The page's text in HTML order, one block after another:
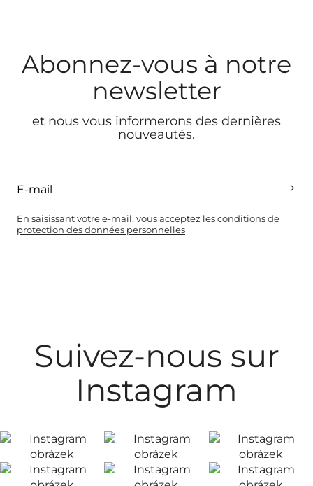
Abonnez-vous à notre
newsletter
et nous vous informerons des dernières
nouveautés.
En saisissant votre e-mail, vous acceptez lesconditions de
protection des données personnelles
Suivez-nous sur
Instagram